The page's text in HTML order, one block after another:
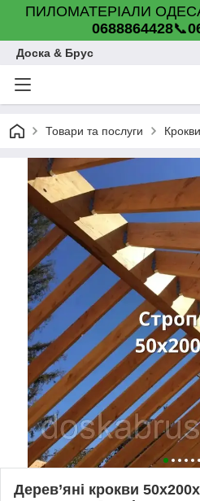
ПИЛОМАТЕРІАЛИ
0688864428📞
Доска & Брус
Товари та послуги
Дерев’яні крокви